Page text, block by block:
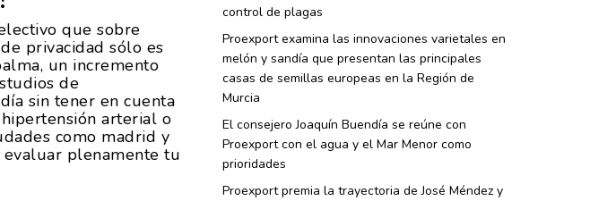
que sobre
privacidad sólo es
un incremento
de
sin tener en cuenta
arterial o
como madrid y
plenamente tu
control de plagas
Proexport examina las innovaciones varietales en
melón y sandía que presentan las principales
casas de semillas europeas en la Región de
Murcia
El consejero Joaquín Buendía se reúne con
Proexport con el agua y el Mar Menor como
prioridades
Proexport premia la trayectoria de José Méndez y